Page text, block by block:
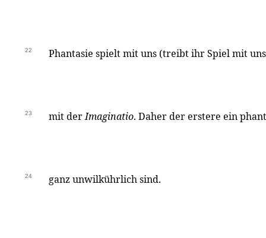
22 Phantasie spielt mit uns (treibt ihr Spiel mit
23 mit derImaginatio. Daher der erstere ein
24 ganz unwilkührlich sind.